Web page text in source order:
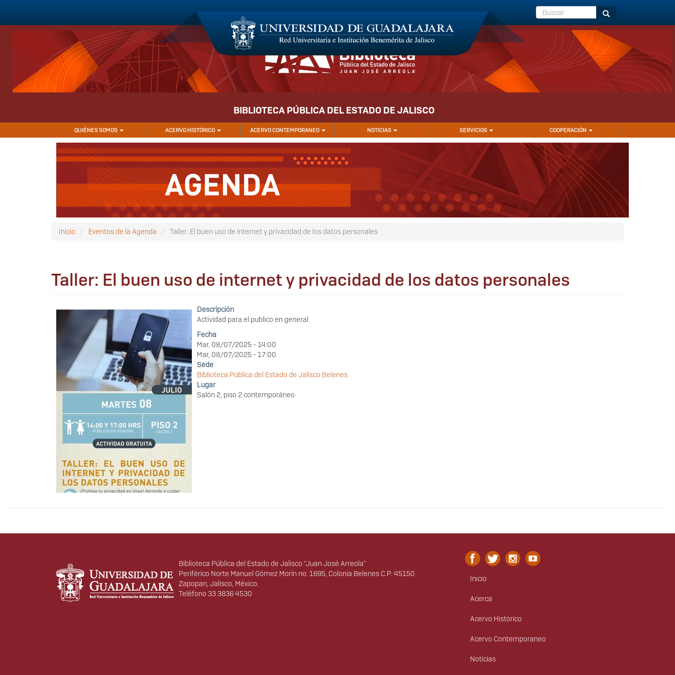
contenido
Buscar Buscar
BIBLIOTECA PÚBLICA DEL ESTADO DE JALISCO
NAVEGACIÓN
PRINCIPAL
QUIÉNES SOMOS ACERVO HISTÓRICO ACERVO CONTEMPORANEO NOTICIAS SERVICIOS COOPERACIÓN
Inicio Eventos de la Agenda Taller: El buen uso de internet y privacidad de los datos personales
Taller: El buen uso de internet y privacidad de los datos personales
Descripción
Actividad para el publico en general
Fecha
Mar, 08/07/2025 - 14:00
Mar, 08/07/2025 - 17:00
Sede
Biblioteca Pública del Estado de Jalisco Belenes
Lugar
Salón 2, piso 2 contemporáneo
Información del portalBiblioteca Pública del Estado de Jalisco "Juan José Arreola"
Periférico Norte Manuel Gómez Morín no. 1695, Colonia Belenes C.P. 45150
Zapopan, Jalisco, México.
Teléfono 33 3836 4530
Menú
principal
Inicio
Acerca
Acervo Histórico
Acervo Contemporaneo
Noticias